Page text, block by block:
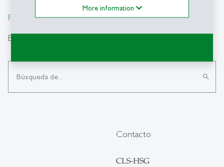
More information
From insight to impact.
Búsqueda
search
Contacto
CLS-HSG